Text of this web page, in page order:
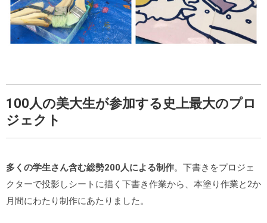
100人の美大生が参加する史上最大のプロ
ジェクト
多くの学生さん含む総勢200人による制作。下書きをプロジェ
クターで投影しシートに描く下書き作業から、本塗り作業と2か
月間にわたり制作にあたりました。